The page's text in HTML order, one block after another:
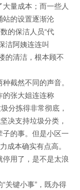
量成本；而一些人
站的设置逐渐沦
的保洁人员“代
洁阿姨连连叫
的清洁，根本顾不
截然不同的声音。
的张大姐连连称
分拣得非常彻底，
决支持垃圾分类，
的事。但是小区一
成本确实有点高。
用了，是不是太浪
关键小事”，既办得